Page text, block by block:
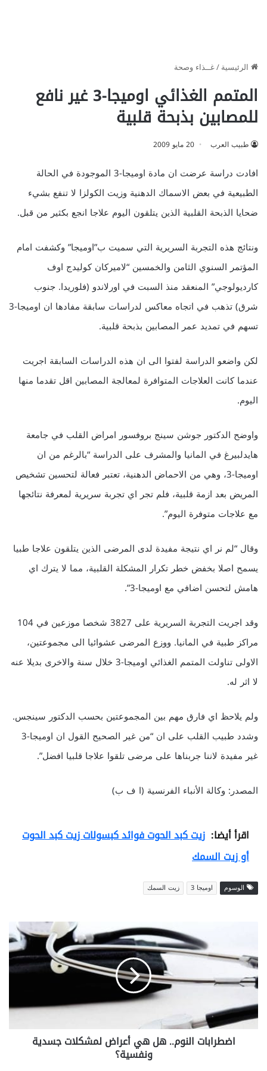
الرئيسية/غــذاء وصحة
المتمم الغذائي اوميجا-3 غير نافع
للمصابين بذبحة قلبية
طبيب العرب 20 مايو 2009
افادت دراسة عرضت ان مادة اوميجا-3 الموجودة في الحالة
الطبيعية في بعض الاسماك الدهنية وزيت الكولزا لا تنفع بشيء
ضحايا الذبحة القلبية الذين يتلقون اليوم علاجا انجع بكثير من قبل.
ونتائج هذه التجربة السريرية التي سميت ب”اوميجا” وكشفت امام
المؤتمر السنوي الثامن والخمسين “لاميركان كوليدج اوف
كارديولوجي” المنعقد منذ السبت في اورلاندو (فلوريدا. جنوب
شرق) تذهب في اتجاه معاكس لدراسات سابقة مفادها ان اوميجا-3
تسهم في تمديد عمر المصابين بذبحة قلبية.
لكن واضعو الدراسة لفتوا الى ان هذه الدراسات السابقة اجريت
عندما كانت العلاجات المتوافرة لمعالجة المصابين اقل تقدما منها
اليوم.
واوضح الدكتور جوشن سينج بروفسور امراض القلب في جامعة
هايدلبيرغ في المانيا والمشرف على الدراسة “بالرغم من ان
اوميجا-3، وهي من الاحماض الدهنية، تعتبر فعالة لتحسين تشخيص
المريض بعد ازمة قلبية، فلم تجر اي تجربة سريرية لمعرفة نتائجها
مع علاجات متوفرة اليوم”.
وقال “لم نر اي نتيجة مفيدة لدى المرضى الذين يتلقون علاجا طبيا
يسمح اصلا بخفض خطر تكرار المشكلة القلبية، مما لا يترك اي
هامش لتحسن اضافي مع اوميجا-3”.
وقد اجريت التجربة السريرية على 3827 شخصا موزعين في 104
مراكز طبية في المانيا. ووزع المرضى عشوائيا الى مجموعتين،
الاولى تناولت المتمم الغذائي اوميجا-3 خلال سنة والاخرى بديلا عنه
لا اثر له.
ولم يلاحظ اي فارق مهم بين المجموعتين بحسب الدكتور سينجس.
وشدد طبيب القلب على ان “من غير الصحيح القول ان اوميجا-3
غير مفيدة لاننا جربناها على مرضى تلقوا علاجا قلبيا افضل”.
المصدر: وكالة الأنباء الفرنسية (ا ف ب)
اقرأ أيضا: زيت كبد الحوت فوائد كبسولات زيت كبد الحوت
أو زيت السمك
الوسوم اوميجا 3 زيت السمك
ط
ر
ا
ب
ا
ت
ا
اضطرابات النوم.. هل هي أعراض لمشكلات جسدية
ونفسية؟